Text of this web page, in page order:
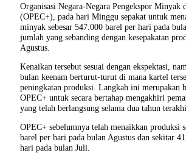
Organisasi Negara-Negara Pengekspor Minyak
(OPEC+), pada hari Minggu sepakat untuk
minyak sebesar 547.000 barel per hari pada
jumlah yang sebanding dengan kesepakatan
Agustus.
Kenaikan tersebut sesuai dengan ekspektasi,
bulan keenam berturut-turut di mana kartel
peningkatan produksi. Langkah ini merupakan
OPEC+ untuk secara bertahap mengakhiri
yang telah berlangsung selama dua tahun
OPEC+ sebelumnya telah menaikkan produksi
barel per hari pada bulan Agustus dan sekitar
hari pada bulan Juli.